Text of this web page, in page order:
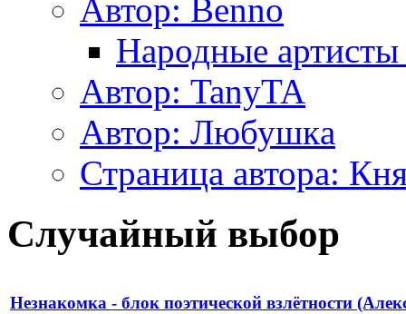
Автор: Benno
Народные
Автор: TanyTA
Автор: Любушкa
Страница автора:
Случайный выбор
Незнакомка - блок поэтической взлётности